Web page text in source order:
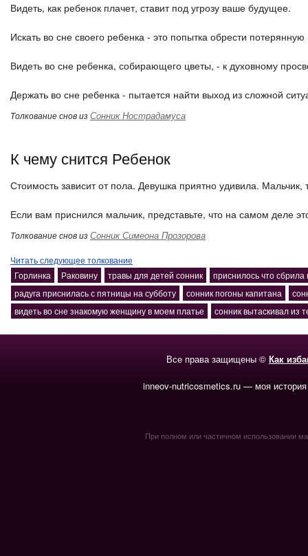
Видеть, как ребенок плачет, ставит под угрозу ваше будущее.
Искать во сне своего ребенка - это попытка обрести
Видеть во сне ребенка, собирающего цветы, - к духовному
Держать во сне ребенка - пытается найти выход из сложной
Толкование снов изСонник Нострадамуса
К чему снится Ребенок
Стоимость зависит от пола. Девушка приятно удивила. Мальчик,
Если вам приснился мальчик, представьте, что на самом деле
Толкование снов изСонник Симеона Прозорова
Читать следующее толкование
Горлинка
Раковину травы для детей сонник
приснилось что сбрила
радуга приснилась с пятницы на субботу
сонник погоны капитана
видеть во сне знакомую женщину в моем платье
сонник вытаскивал из
Все права защищены © Как
inneov-nutricosmetics.ru — моя
При полном или частичном использовании